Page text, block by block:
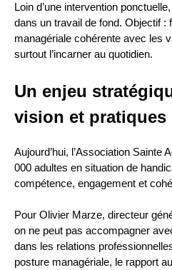
Loin d’une intervention
dans un travail de fond. Objectif :
managériale cohérente avec les
surtout l’incarner au quotidien.
Un enjeu
vision et pratiques
Aujourd’hui, l’Association Sainte
000 adultes en situation de
compétence, engagement et
Pour Olivier Marze, directeur
on ne peut pas accompagner
dans les relations
posture managériale, le rapport